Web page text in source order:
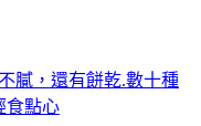
膩，還有餅乾.數十種
食點心